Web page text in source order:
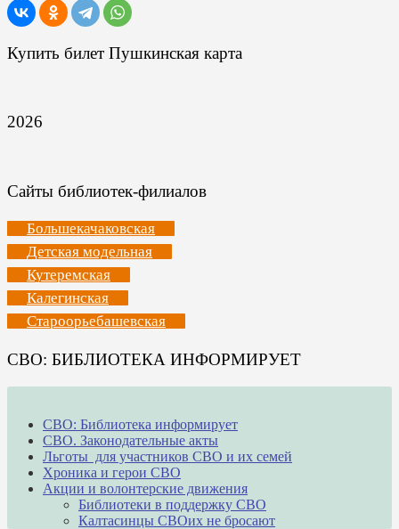
Купить билет Пушкинская карта
2026
Сайты библиотек-филиалов
Большекачаковская
Детская модельная
Кутеремская
Калегинская
Староорьебашевская
СВО: БИБЛИОТЕКА ИНФОРМИРУЕТ
СВО: Библиотека информирует
СВО. Законодательные акты
Льготы для участников СВО и их семей
Хроника и герои СВО
Акции и волонтерские движения
Библиотеки в поддержку СВО
Калтасинцы СВОих не бросают